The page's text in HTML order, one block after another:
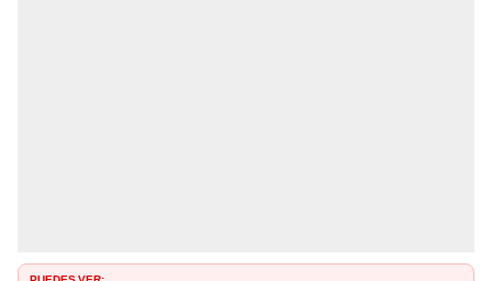
PUEDES VER: